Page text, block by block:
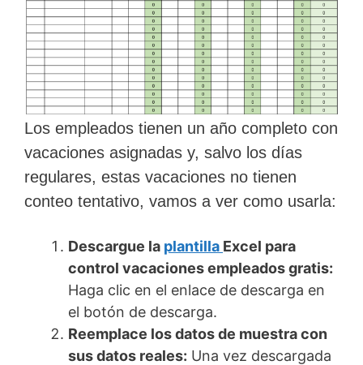
Los empleados tienen un año completo con
vacaciones asignadas y, salvo los días
regulares, estas vacaciones no tienen
conteo tentativo, vamos a ver como usarla:
Descargue la plantilla Excel para
control vacaciones empleados gratis:
Haga clic en el enlace de descarga en
el botón de descarga.
Reemplace los datos de muestra con
sus datos reales: Una vez descargada